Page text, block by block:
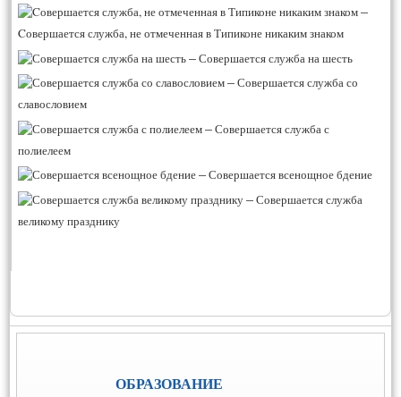
–
Cовершается служба, не отмеченная в Типиконе никаким знаком
–Совершается служба на шесть
–Совершается служба со
славословием
–Совершается служба с
полиелеем
–Совершается всенощное бдение
–Совершается служба
великому празднику
ОБРАЗОВАНИЕ